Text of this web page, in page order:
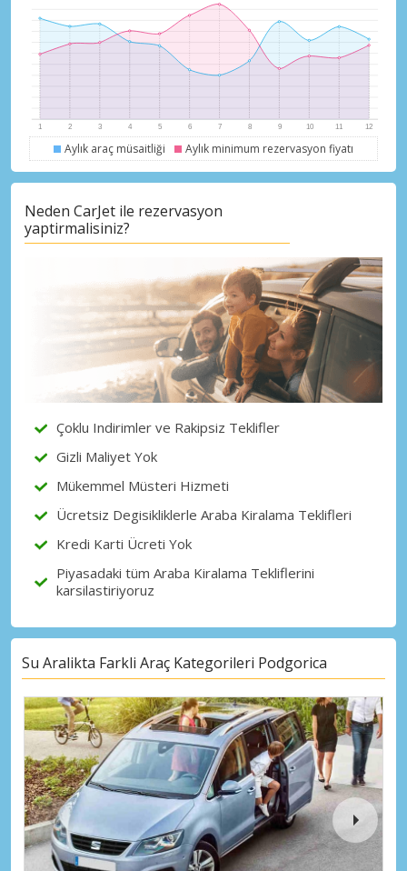
Aylık araç müsaitliği Aylık minimum rezervasyon fiyatı
Neden CarJet ile rezervasyon
yaptirmalisiniz?
Çoklu Indirimler ve Rakipsiz Teklifler
Gizli Maliyet Yok
Mükemmel Müsteri Hizmeti
Ücretsiz Degisikliklerle Araba Kiralama Teklifleri
Kredi Karti Ücreti Yok
Piyasadaki tüm Araba Kiralama Tekliflerini
karsilastiriyoruz
Su Aralikta Farkli Araç Kategorileri Podgorica
Büyük tasarruflar
Özel iş ortağı tekliflerine erişim sağlayın
eLink ile giriş yap